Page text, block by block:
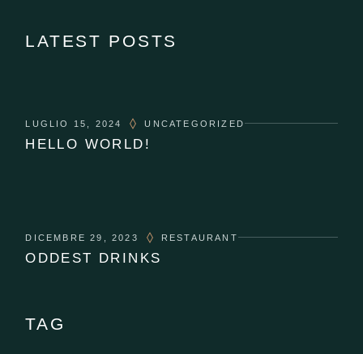
LATEST POSTS
LUGLIO 15, 2024 UNCATEGORIZED
HELLO WORLD!
DICEMBRE 29, 2023 RESTAURANT
ODDEST DRINKS
TAG